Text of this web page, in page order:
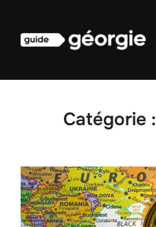
contenu
Catégorie :